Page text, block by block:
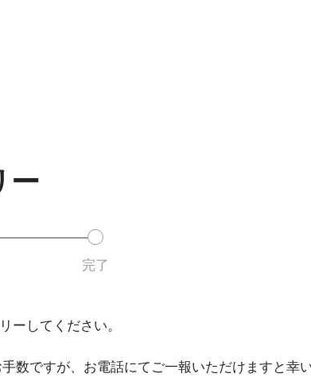
ー
完了
ーしてください。
ですが、お電話にてご一報いただけますと幸い